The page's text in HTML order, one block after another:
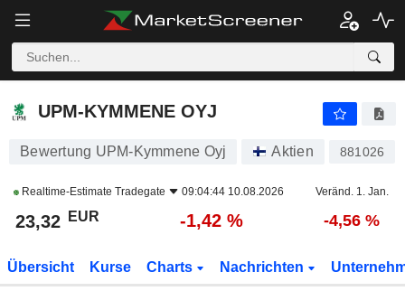
UPM-KYMMENE OYJ
UPM-KYMMENE OYJ
Bewertung UPM-Kymmene Oyj Aktien 881026
Realtime-Estimate Tradegate 09:04:44 10.08.2026 Veränd. 1. Jan.
23,32 EUR -1,42 % -4,56 %
Übersicht Kurse Charts Nachrichten